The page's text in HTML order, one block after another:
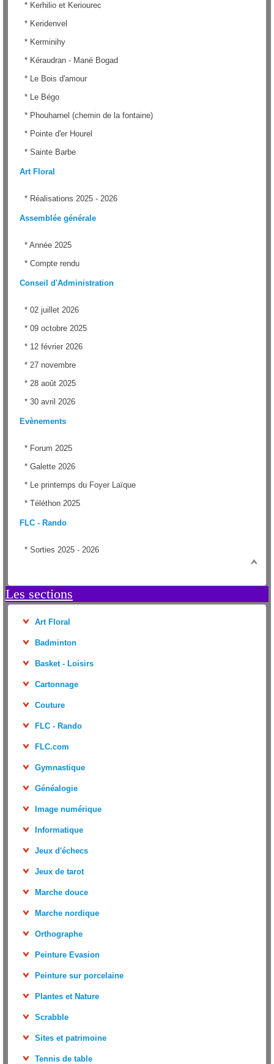
* Kerhilio et Keriourec
* Keridenvel
* Kerminihy
* Kéraudran - Mané Bogad
* Le Bois d'amour
* Le Bégo
* Phouharnel (chemin de la fontaine)
* Pointe d'er Hourel
* Sainte Barbe
Art Floral
* Réalisations 2025 - 2026
Assemblée générale
* Année 2025
* Compte rendu
Conseil d'Administration
* 02 juillet 2026
* 09 octobre 2025
* 12 février 2026
* 27 novembre
* 28 août 2025
* 30 avril 2026
Evènements
* Forum 2025
* Galette 2026
* Le printemps du Foyer Laïque
* Téléthon 2025
FLC - Rando
* Sorties 2025 - 2026
Les sections
Art Floral
Badminton
Basket - Loisirs
Cartonnage
Couture
FLC - Rando
FLC.com
Gymnastique
Généalogie
Image numérique
Informatique
Jeux d'échecs
Jeux de tarot
Marche douce
Marche nordique
Orthographe
Peinture Evasion
Peinture sur porcelaine
Plantes et Nature
Scrabble
Sites et patrimoine
Tennis de table